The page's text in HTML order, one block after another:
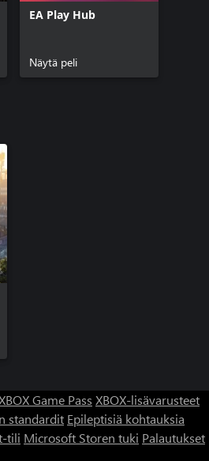
EA Play Hub
Näytä peli
Game Pass XBOX-lisävarusteet
standardit Epileptisiä kohtauksia
tili Microsoft Storen tuki Palautukset